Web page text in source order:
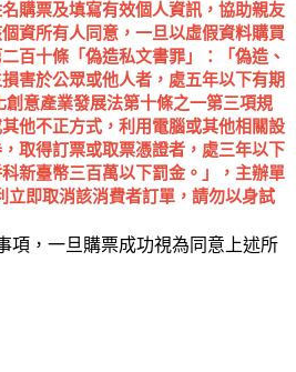
購票及填寫有效個人資訊，協助親友
資所有人同意，一旦以虛假資料購買
百十條「偽造私文書罪」：「偽造、
害於公眾或他人者，處五年以下有期
創意產業發展法第十條之一第三項規
他不正方式，利用電腦或其他相關設
取得訂票或取票憑證者，處三年以下
新臺幣三百萬以下罰金。」，主辦單
立即取消該消費者訂單，請勿以身試
項，一旦購票成功視為同意上述所